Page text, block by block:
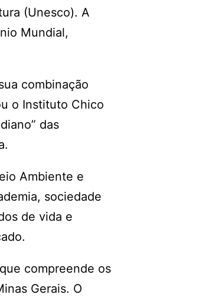
(Unesco). A
Mundial,
combinação
o Instituto Chico
das
Ambiente e
sociedade
de vida e
compreende os
Gerais. O